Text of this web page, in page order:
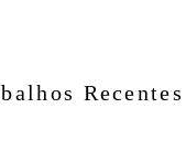
Recentes